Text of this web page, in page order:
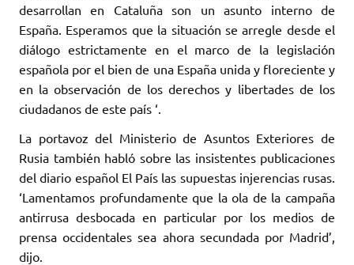
desarrollan en Cataluña son un asunto interno de
España. Esperamos que la situación se arregle desde el
diálogo estrictamente en el marco de la legislación
española por el bien de una España unida y floreciente y
en la observación de los derechos y libertades de los
ciudadanos de este país ‘.
La portavoz del Ministerio de Asuntos Exteriores de
Rusia también habló sobre las insistentes publicaciones
del diario español El País las supuestas injerencias rusas.
‘Lamentamos profundamente que la ola de la campaña
antirrusa desbocada en particular por los medios de
prensa occidentales sea ahora secundada por Madrid’,
dijo.